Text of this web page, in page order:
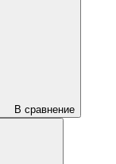
В сравнение